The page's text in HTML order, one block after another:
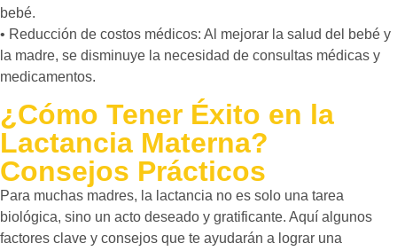
bebé.
• Reducción de costos médicos: Al mejorar la salud del bebé y
la madre, se disminuye la necesidad de consultas médicas y
medicamentos.
¿Cómo Tener Éxito en la
Lactancia Materna?
Consejos Prácticos
Para muchas madres, la lactancia no es solo una tarea
biológica, sino un acto deseado y gratificante. Aquí algunos
factores clave y consejos que te ayudarán a lograr una